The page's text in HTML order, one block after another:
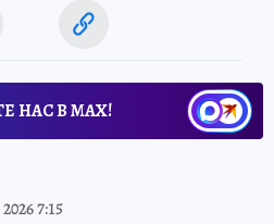
НАС В МАХ!
7:15